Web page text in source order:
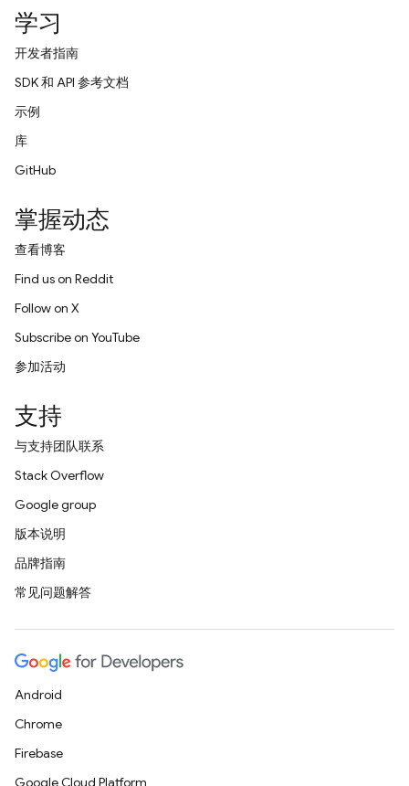
学习
开发者指南
SDK 和 API 参考文档
示例
库
GitHub
掌握动态
查看博客
Find us on Reddit
Follow on X
Subscribe on YouTube
参加活动
支持
与支持团队联系
Stack Overflow
Google group
版本说明
品牌指南
常见问题解答
Android
Chrome
Firebase
Google Cloud Platform